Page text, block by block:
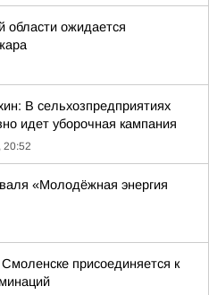
области ожидается
В сельхозпредприятиях
идет уборочная кампания
20:52
«Молодёжная энергия
присоединяется к